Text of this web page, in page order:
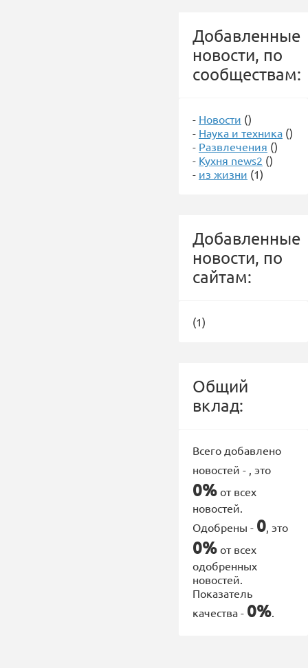
Добавленные
новости, по
сообществам:
- Новости ()
- Наука и техника ()
- Развлечения ()
- Кухня news2 ()
- из жизни (1)
Добавленные
новости, по
сайтам:
(1)
Общий
вклад:
Всего добавлено
новостей - , это
0% от всех
новостей.
Одобрены - 0, это
0% от всех
одобренных
новостей.
Показатель
качества - 0%.